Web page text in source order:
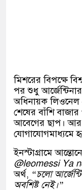
মিশরের বিপক্ষে
পর শুধু
অধিনায়ক লিওনেল
শেষের বাঁশি
আবেগের ছাপ। আর
যোগাযোগমাধ্যমে
ইনস্টাগ্রামে
@leomessi Ya
অর্থ, “চলো
অবশিষ্ট নেই।”